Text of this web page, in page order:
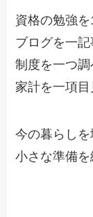
資格の勉強を
ブログを一記
制度を一つ調
家計を一項目
今の暮らしを
小さな準備を